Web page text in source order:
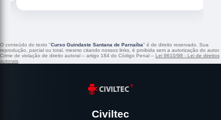
O conteúdo do texto "Curso Guindaste Santana de Parnaíba" é de direito reservado. Sua
reprodução, parcial ou total, mesmo citando nossos links, é proibida sem a autorização do autor.
Crime de violação de direito autoral – artigo 184 do Código Penal – Lei 9610/98 - Lei de direitos
autorais.
Civiltec